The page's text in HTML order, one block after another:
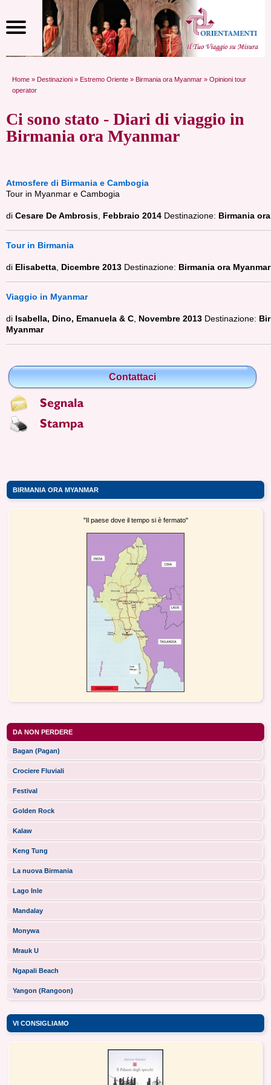
BIRMANIA ORA MYANMAR
"Il paese dove il tempo si è fermato"
DA NON PERDERE
Bagan (Pagan)
Crociere Fluviali
Festival
Golden Rock
Kalaw
Keng Tung
La nuova Birmania
Lago Inle
Mandalay
Monywa
Mrauk U
Ngapali Beach
Yangon (Rangoon)
VI CONSIGLIAMO
Home » Destinazioni » Estremo Oriente » Birmania ora Myanmar » Opinioni tour
operator
Ci sono stato - Diari di viaggio in
Birmania ora Myanmar
Atmosfere di Birmania e Cambogia
Tour in Myanmar e Cambogia
di Cesare De Ambrosis Febbraio 2014 Destinazione: Birmania
Tour in Birmania
di Elisabetta Dicembre 2013 Destinazione: Birmania ora Myanmar
Viaggio in Myanmar
di Isabella, Dino, Emanuela & C Novembre 2013 Destinazione:
Myanmar
Contattaci